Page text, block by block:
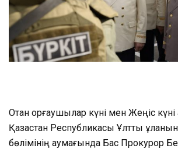
Отан қорғаушылар күні мен Жеңіс күні
Қазақстан Республикасы Ұлттық
бөлімінің аумағында Бас Прокурор